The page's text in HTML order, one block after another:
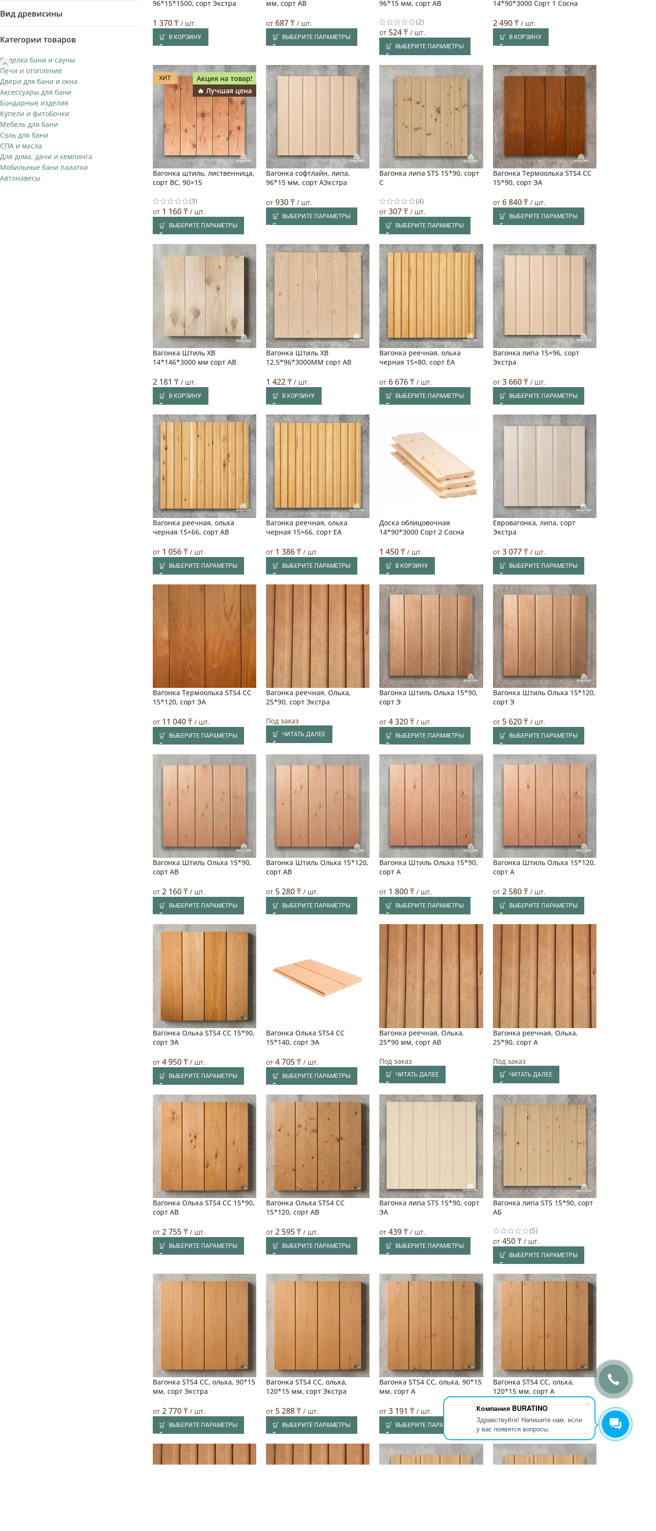
Компания BURATINO
Здравствуйте! Напишите нам, если
у вас появятся вопросы.
Вид древисины
Категории товаров
Отделка бани и сауны
Печи и отопление
Двери для бани и окна
Аксессуары для бани
Бондарные изделия
Купели и фитобочки
Мебель для бани
Соль для бани
СПА и масла
Для дома, дачи и кемпинга
Мобильные бани палатки
Автонавесы
96*15*1500, сорт Экстра
1 370₸/ шт.
В КОРЗИНУ
мм, сорт AB
от687₸ / шт.
ВЫБЕРИТЕ ПАРАМЕТРЫ
96*15 мм, сорт AB
(2)
от 524₸ / шт.
ВЫБЕРИТЕ ПАРАМЕТРЫ
14*90*3000 Сорт 1 Сосна
2 490₸/ шт.
В КОРЗИНУ
ХИТ
Акция на товар!
🔥 Лучшая цена
Вагонка штиль, лиственница,
сорт BC, 90×15
(3)
от 1 160₸/ шт.
ВЫБЕРИТЕ ПАРАМЕТРЫ
Вагонка софтлайн, липа,
96*15 мм, сорт АЭкстра
от930₸ / шт.
ВЫБЕРИТЕ ПАРАМЕТРЫ
Вагонка липа STS 15*90, сорт
С
(4)
от307₸ / шт.
ВЫБЕРИТЕ ПАРАМЕТРЫ
Вагонка Термоольха STS4 CC
15*90, сорт ЭA
от 6 840₸/ шт.
ВЫБЕРИТЕ ПАРАМЕТРЫ
Вагонка Штиль ХВ
14*146*3000 мм сорт АВ
2 181 ₸/ шт.
В КОРЗИНУ
Вагонка Штиль ХВ
12,5*96*3000ММ сорт АВ
1 422₸ / шт.
В КОРЗИНУ
Вагонка реечная, ольха
черная 15×80, сорт EA
от6 676₸ / шт.
ВЫБЕРИТЕ ПАРАМЕТРЫ
Вагонка липа 15×96, сорт
Экстра
от 3 660₸/ шт.
ВЫБЕРИТЕ ПАРАМЕТРЫ
Вагонка реечная, ольха
черная 15×66, сорт AB
от 1 056₸/ шт.
ВЫБЕРИТЕ ПАРАМЕТРЫ
🔥 Лучшая цена
Вагонка реечная, ольха
черная 15×66, сорт EA
от 1 386₸ / шт.
ВЫБЕРИТЕ ПАРАМЕТРЫ
Выбор покупателя
🔥 Лучшая цена
Доска облицовочная
14*90*3000 Сорт 2 Сосна
1 450₸ / шт.
В КОРЗИНУ
Евровагонка, липа, сорт
Экстра
от 3 077₸/ шт.
ВЫБЕРИТЕ ПАРАМЕТРЫ
Вагонка Термоольха STS4 CC
15*120, сорт ЭA
от 11 040₸/ шт.
ВЫБЕРИТЕ ПАРАМЕТРЫ
Вагонка реечная, Ольха,
25*90, сорт Экстра
Под заказ
ЧИТАТЬ ДАЛЕЕ
Вагонка Штиль Ольха 15*90,
сорт Э
от4 320₸ / шт.
ВЫБЕРИТЕ ПАРАМЕТРЫ
Вагонка Штиль Ольха 15*120,
сорт Э
от 5 620₸/ шт.
ВЫБЕРИТЕ ПАРАМЕТРЫ
Вагонка Штиль Ольха 15*90,
сорт АВ
от 2 160₸/ шт.
ВЫБЕРИТЕ ПАРАМЕТРЫ
Вагонка Штиль Ольха 15*120,
сорт АВ
от 5 280₸ / шт.
ВЫБЕРИТЕ ПАРАМЕТРЫ
Вагонка Штиль Ольха 15*90,
сорт А
от 1 800₸ / шт.
ВЫБЕРИТЕ ПАРАМЕТРЫ
Вагонка Штиль Ольха 15*120,
сорт А
от 2 580₸/ шт.
ВЫБЕРИТЕ ПАРАМЕТРЫ
🔥 Лучшая цена
Вагонка Ольха STS4 CC 15*90,
сорт ЭA
от 4 950₸/ шт.
ВЫБЕРИТЕ ПАРАМЕТРЫ
Вагонка Ольха STS4 CC
15*140, сорт ЭA
от4 705₸ / шт.
ВЫБЕРИТЕ ПАРАМЕТРЫ
Вагонка реечная, Ольха,
25*90 мм, сорт AB
Под заказ
ЧИТАТЬ ДАЛЕЕ
Вагонка реечная, Ольха,
25*90, сорт А
Под заказ
ЧИТАТЬ ДАЛЕЕ
Вагонка Ольха STS4 CC 15*90,
сорт АВ
от 2 755₸/ шт.
ВЫБЕРИТЕ ПАРАМЕТРЫ
Вагонка Ольха STS4 CC
15*120, сорт АВ
от2 595₸ / шт.
ВЫБЕРИТЕ ПАРАМЕТРЫ
Вагонка липа STS 15*90, сорт
ЭА
от439₸ / шт.
ВЫБЕРИТЕ ПАРАМЕТРЫ
Вагонка липа STS 15*90, сорт
АБ
(5)
от 450₸/ шт.
ВЫБЕРИТЕ ПАРАМЕТРЫ
Вагонка STS4 CC, ольха, 90*15
мм, сорт Экстра
от 2 770₸/ шт.
ВЫБЕРИТЕ ПАРАМЕТРЫ
Вагонка STS4 CC, ольха,
120*15 мм, сорт Экстра
от 5 288₸ / шт.
ВЫБЕРИТЕ ПАРАМЕТРЫ
Вагонка STS4 CC, ольха, 90*15
мм, сорт A
от3 191₸ / шт.
ВЫБЕРИТЕ ПАРАМЕТРЫ
Вагонка STS4 CC, ольха,
120*15 мм, сорт A
от4 802₸/ шт.
ВЫБЕРИТЕ ПАРАМЕТРЫ